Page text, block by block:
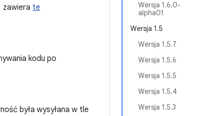
Wersja 1.6.0-
alpha01
Wersja 1.5
Wersja 1.5.7
Wersja 1.5.6
Wersja 1.5.5
Wersja 1.5.4
Wersja 1.5.3
zawiera te
kodu po
była wysyłana w tle